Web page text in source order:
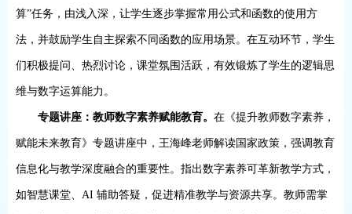
算”任务，由浅入深，让学生逐步掌握常用公式和函数的使用方
法，并鼓励学生自主探索不同函数的应用场景。在互动环节，学生
们积极提问、热烈讨论，课堂氛围活跃，有效锻炼了学生的逻辑思
维与数字运算能力。
专题讲座：教师数字素养赋能教育。在《提升教师数字素养，
赋能未来教育》专题讲座中，王海峰老师解读国家政策，强调教育
信息化与教学深度融合的重要性。指出数字素养可革新教学方式，
如智慧课堂、 AI 辅助答疑，促进精准教学与资源共享。教师需掌